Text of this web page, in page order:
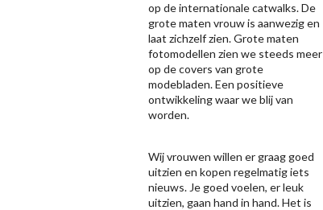
op de internationale catwalks. De
grote maten vrouw is aanwezig en
laat zichzelf zien. Grote maten
fotomodellen zien we steeds meer
op de covers van grote
modebladen. Een positieve
ontwikkeling waar we blij van
worden.
Wij vrouwen willen er graag goed
uitzien en kopen regelmatig iets
nieuws. Je goed voelen, er leuk
uitzien, gaan hand in hand. Het is